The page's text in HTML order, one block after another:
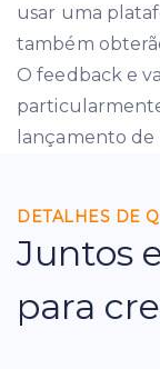
usar uma
também
O feedback e
lançamento
DETALHES DE
Juntos
para